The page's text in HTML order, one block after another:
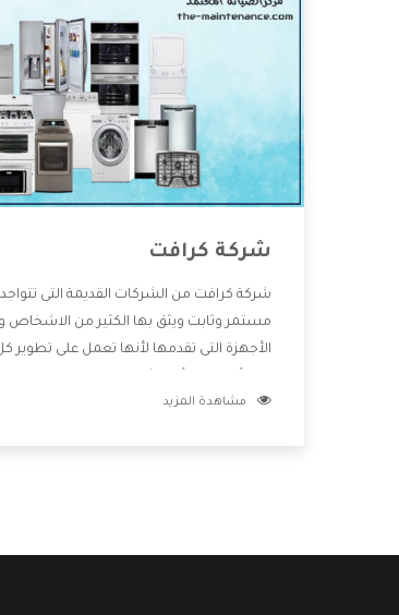
شركة كرافت
شركة كرافت من الشركات القديمة التى
مستمر وثابت ويثق بها الكثير من الاشخاص
الأجهزة التى تقدمها لأنها تعمل على تطوير
خدمات ما بعد البيع مع المنتجات وتقدم
مشاهدة المزيد